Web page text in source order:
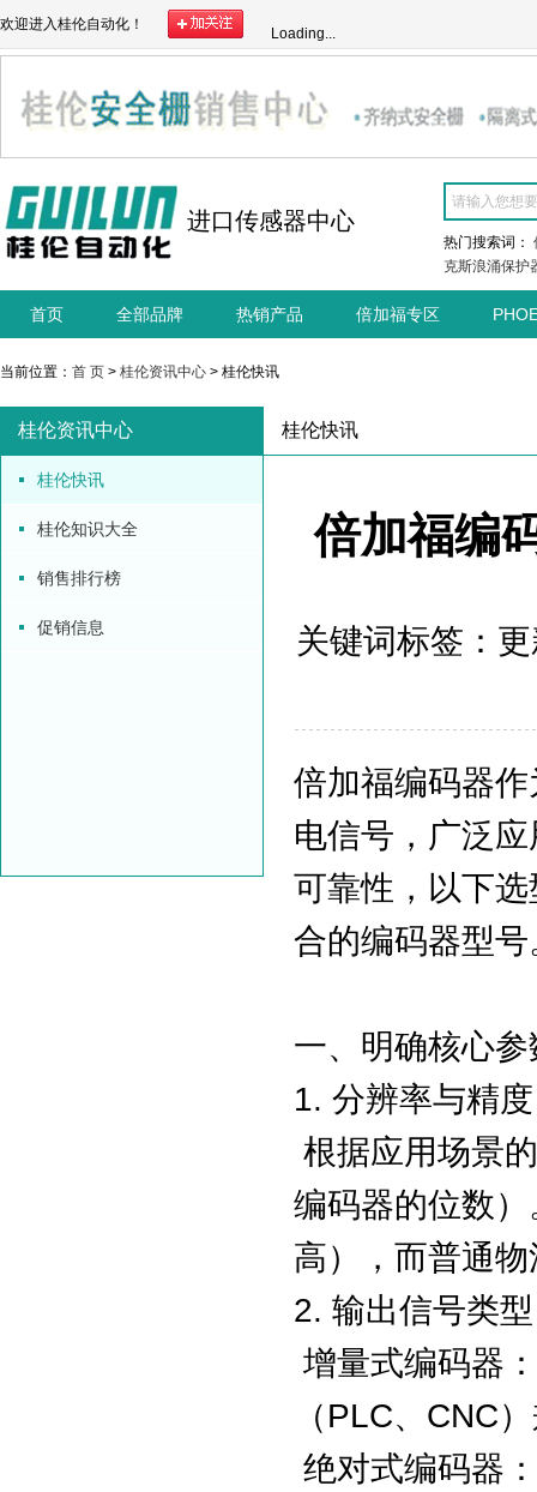
欢迎进入桂伦自动化！
Loading...
进口传感器中心
热门搜索词：
克斯浪涌保护
首页 全部品牌 热销产品 倍加福专区
当前位置： 首 页 > 桂伦资讯中心 > 桂伦快讯
桂伦资讯中心
桂伦快讯
桂伦知识大全
销售排行榜
促销信息
桂伦快讯
倍加福编
关键词标签：
倍加福编码器
电信号，广泛
可靠性，以下
合的编码器型号
一、明确核心
1. 分辨率与精
根据应用场景
编码器的位数
高），而普通
2. 输出信号类
增量式编码器
（PLC、CNC
绝对式编码器